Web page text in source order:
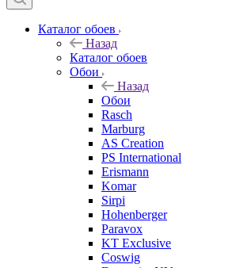
Каталог обоев
Назад
Каталог обоев
Обои
Назад
Обои
Rasch
Marburg
AS Creation
PS International
Erismann
Komar
Sirpi
Hohenberger
Paravox
KT Exclusive
Coswig